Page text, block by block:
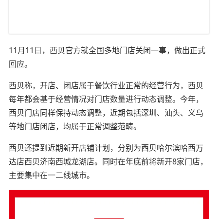
11月11日，西贝官方就全国多地门店关闭一事，做出正式
回应。
西贝称，开店、闭店属于餐饮行业正常的经营行为，西贝
每年都会基于经营情况对门店数量进行动态调整。今年，
西贝门店同样保持动态调整，近期包括深圳、汕头、义乌
等地门店闭店，均属于正常调整范畴。
西贝还提到近期新开店铺计划，分别为西贝哈尔滨哈西万
达店西贝济南西城龙湖店。同时在年底前将新开8家门店，
主要集中在一二线城市。